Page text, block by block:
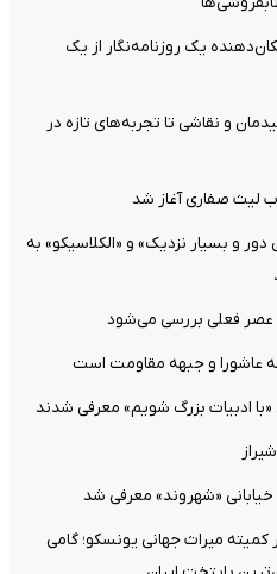
یک روزنامه‌نگار از یک
و نقاشی تا تجربه‌های تازه در
لیث صفاری آغاز شد
و بسیار نزدیک» و «الکلاسیکو» به
عصر فعلی بررسی می‌شود
عاشورا و جبهه مقاومت است
ادبیات بزرگ شویم» معرفی شدند
«شهروند» معرفی شد
کمیته میراث جهانی یونسکو؛ گامی